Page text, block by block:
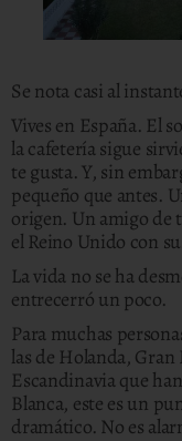
Se nota casi al
Vives en España. El
la cafetería sigue
te gusta. Y, sin
pequeño que antes.
origen. Un amigo de
el Reino Unido con
La vida no se ha
entrecerró un poco.
Para muchas
las de Holanda,
Escandinavia que
Blanca, este es un
dramático. No es